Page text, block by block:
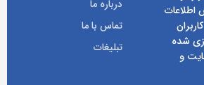
اطلاعات
شده
و
درباره ما
تماس با ما
تبلیغات